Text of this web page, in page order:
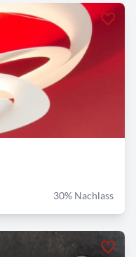
30% Nachlass